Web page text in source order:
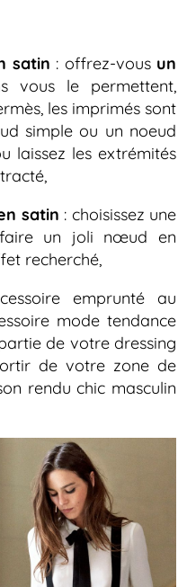
satin : offrez-vous un
vous le permettent,
les imprimés sont
simple ou un noeud
laissez les extrémités
satin : choisissez une
faire un joli nœud en
recherché,
emprunté au
mode tendance
de votre dressing
de votre zone de
rendu chic masculin